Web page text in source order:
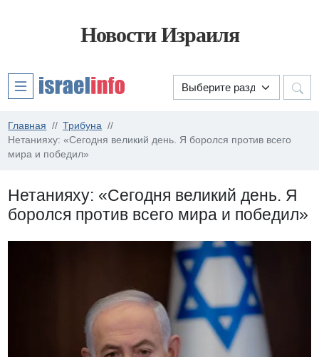
Новости Израиля
Главная
Трибуна
Нетанияху: «Сегодня великий день. Я боролся против всего
мира и победил»
Нетанияху: «Сегодня великий день. Я
боролся против всего мира и победил»